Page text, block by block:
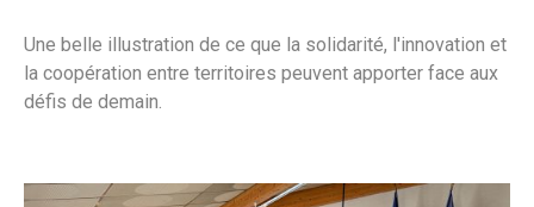
Une belle illustration de ce que la solidarité, l'innovation et
la coopération entre territoires peuvent apporter face aux
défis de demain.